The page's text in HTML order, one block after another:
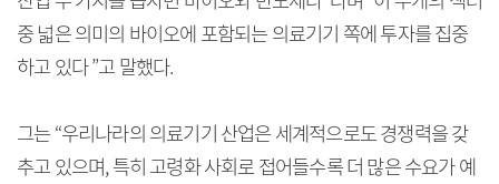
중 넓은 의미의 바이오에 포함되는 의료기기 쪽에 투자를 집중
하고 있다 ”고 말했다.
그는 “우리나라의 의료기기 산업은 세계적으로도 경쟁력을 갖
추고 있으며, 특히 고령화 사회로 접어들수록 더 많은 수요가 예